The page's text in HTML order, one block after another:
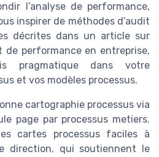
l’analyse de performance,
inspirer de méthodes d’audit
décrites dans un article sur
de performance en entreprise,
pragmatique dans votre
et vos modèles processus.
cartographie processus via
page par processus metiers.
cartes processus faciles à
direction, qui soutiennent le